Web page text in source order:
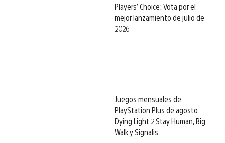
Players’ Choice: Vota por el
mejor lanzamiento de julio de
2026
Juegos mensuales de
PlayStation Plus de agosto:
Dying Light 2 Stay Human, Big
Walk y Signalis